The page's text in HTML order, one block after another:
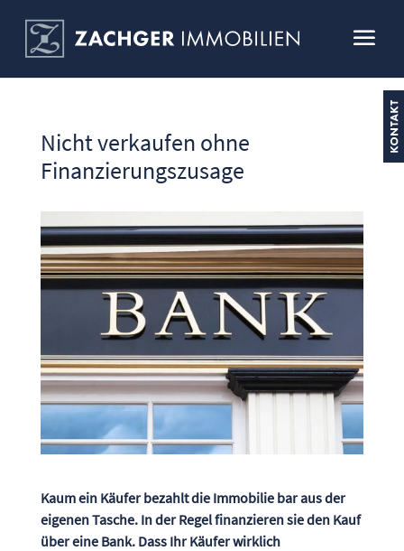
Nicht verkaufen ohne
Finanzierungszusage
Kaum ein Käufer bezahlt die Immobilie bar aus der
eigenen Tasche. In der Regel finanzieren sie den Kauf
über eine Bank. Dass Ihr Käufer wirklich